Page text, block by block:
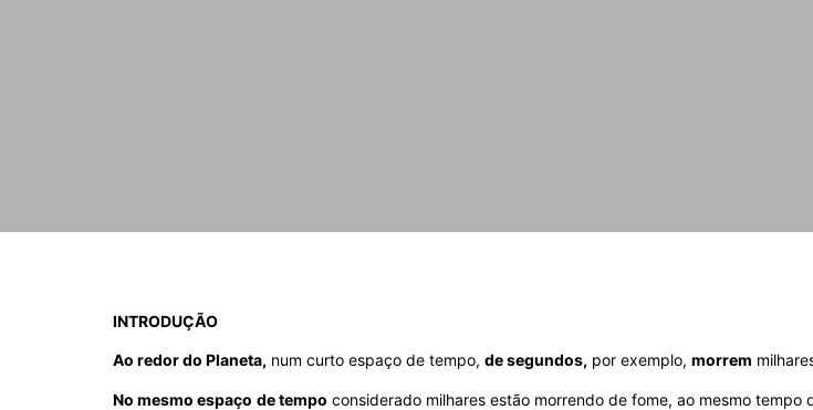
INTRODUÇÃO
Ao redor do Planeta, num curto espaço de tempo, de segundos, por exemplo, morrem
No mesmo espaço de tempo considerado milhares estão morrendo de fome, ao mesmo tempo